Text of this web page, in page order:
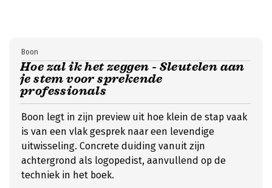
Hoe zal ik het zeggen - Sleutelen aan
je stem voor sprekende
professionals
Boon
Boon legt in zijn preview uit hoe klein de stap vaak
is van een vlak gesprek naar een levendige
uitwisseling. Concrete duiding vanuit zijn
achtergrond als logopedist, aanvullend op de
techniek in het boek.